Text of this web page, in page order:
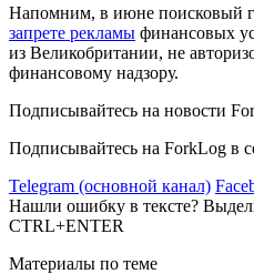
Напомним, в июне поисковый
запрете рекламы финансовых
из Великобритании, не
финансовому надзору.
Подписывайтесь на новости
Подписывайтесь на ForkLog в
Telegram (основной канал)
Нашли ошибку в тексте?
CTRL+ENTER
Материалы по теме